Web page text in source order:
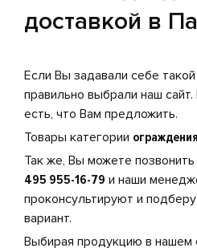
доставкой в
Если Вы задавали себе
правильно выбрали наш
есть, что Вам предложить.
Товары категории
Так же, Вы можете
495 955-16-79 и наши
проконсультируют и
вариант.
Выбирая продукцию в нашем